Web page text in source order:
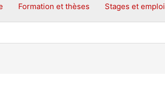
Formation et thèses Stages et